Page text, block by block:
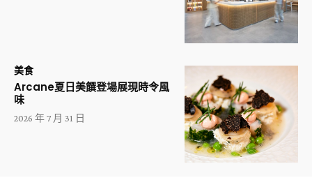
美食
Arcane夏日美饌登場展現時令風
味
2026 年 7 月 31 日